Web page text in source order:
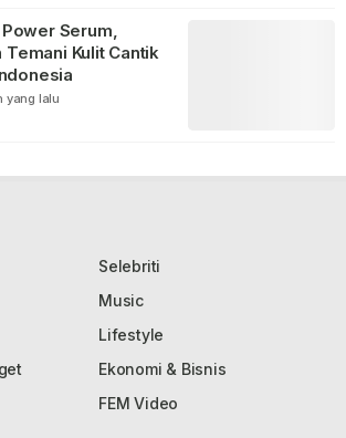
Serum,
Temani Kulit Cantik
yang lalu
Selebriti
Music
Lifestyle
Ekonomi & Bisnis
FEM Video